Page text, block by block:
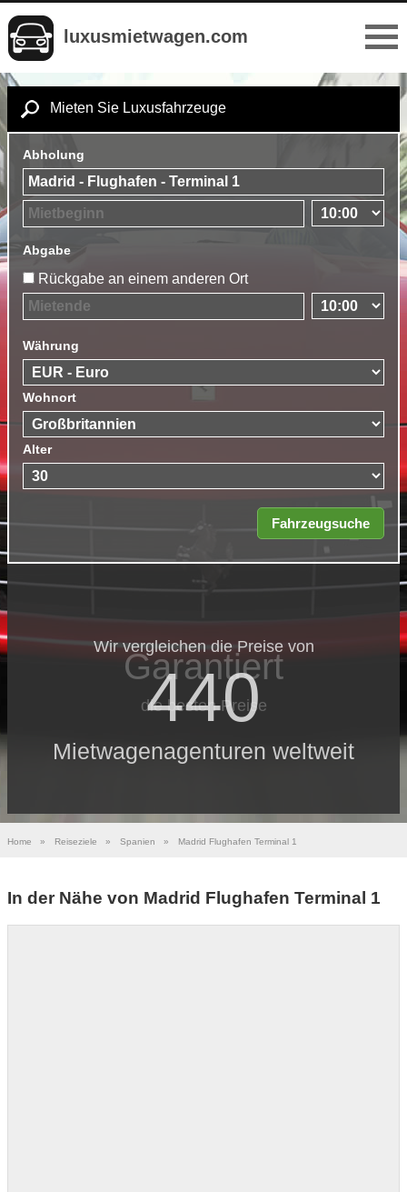
luxusmietwagen.com
Mieten Sie Luxusfahrzeuge
Abholung
Abgabe
Rückgabe an einem anderen Ort
Währung
Wohnort
Alter
Wir vergleichen die Preise von
440
Mietwagenagenturen weltweit
Garantiert
die besten Preise
Home » Reiseziele » Spanien » Madrid Flughafen Terminal 1
In der Nähe von Madrid Flughafen Terminal 1